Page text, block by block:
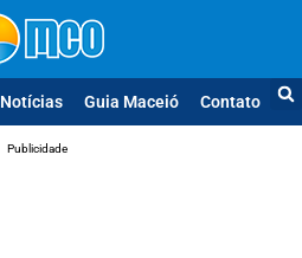
Notícias Guia Maceió Contato
Publicidade